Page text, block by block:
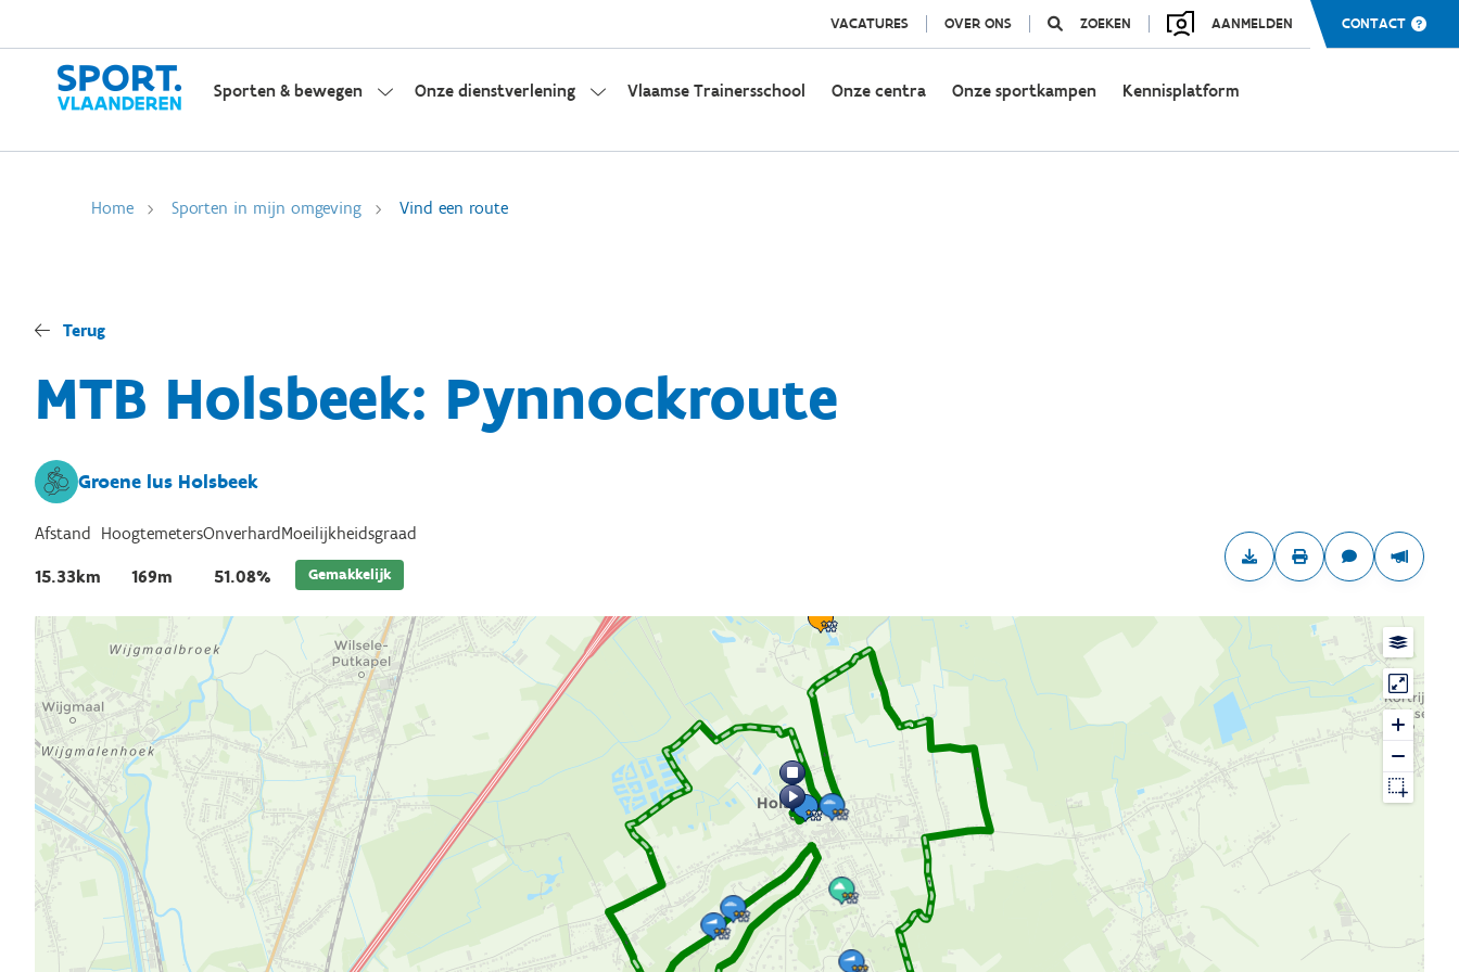
VACATURES OVER ONS ZOEKEN AANMELDEN CONTACT
Sporten & bewegen Onze dienstverlening Vlaamse Trainersschool Onze centra Onze sportkampen Kennisplatform
Home Sporten in mijn omgeving Vind een route
Terug
MTB Holsbeek: Pynnockroute
Groene lus Holsbeek
Afstand
15.33km
Hoogtemeters
169m
Onverhard
51.08%
Moeilijkheidsgraad
Gemakkelijk